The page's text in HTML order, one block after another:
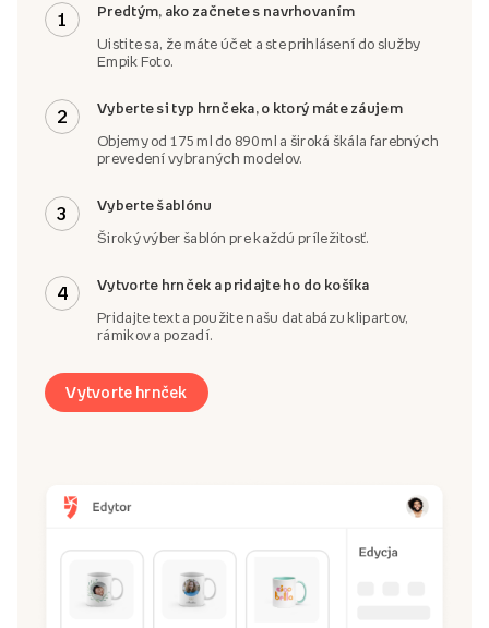
1 Predtým, ako začnete s navrhovaním
Uistite sa, že máte účet a ste prihlásení do služby
Empik Foto.
2 Vyberte si typ hrnčeka, o ktorý máte záujem
Objemy od 175 ml do 890 ml a široká škála farebných
prevedení vybraných modelov.
3 Vyberte šablónu
Široký výber šablón pre každú príležitosť.
4 Vytvorte hrnček a pridajte ho do košíka
Pridajte text a použite našu databázu klipartov,
rámikov a pozadí.
Vytvorte hrnček